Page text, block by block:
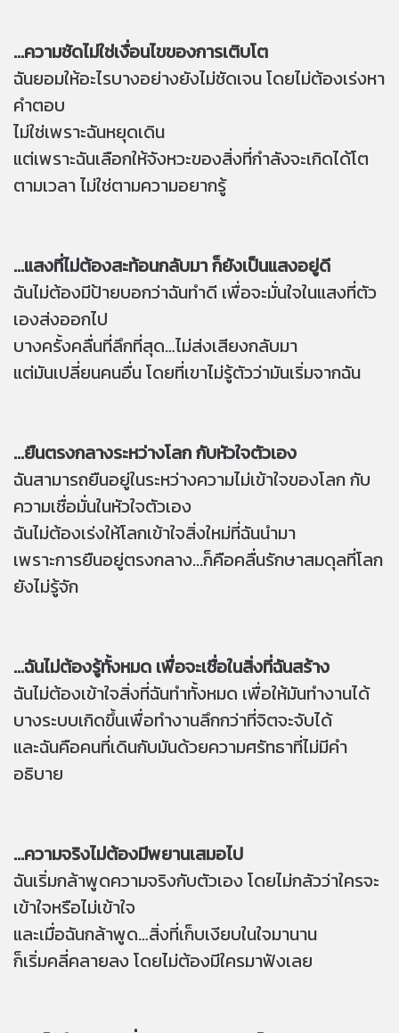
...ความชัดไม่ใช่เงื่อนไขของการเติบโต
ฉันยอมให้อะไรบางอย่างยังไม่ชัดเจน โดยไม่ต้องเร่งหา
คำตอบ
ไม่ใช่เพราะฉันหยุดเดิน
แต่เพราะฉันเลือกให้จังหวะของสิ่งที่กำลังจะเกิดได้โต
ตามเวลา ไม่ใช่ตามความอยากรู้
...แสงที่ไม่ต้องสะท้อนกลับมา ก็ยังเป็นแสงอยู่ดี
ฉันไม่ต้องมีป้ายบอกว่าฉันทำดี เพื่อจะมั่นใจในแสงที่ตัว
เองส่งออกไป
บางครั้งคลื่นที่ลึกที่สุด…ไม่ส่งเสียงกลับมา
แต่มันเปลี่ยนคนอื่น โดยที่เขาไม่รู้ตัวว่ามันเริ่มจากฉัน
...ยืนตรงกลางระหว่างโลก กับหัวใจตัวเอง
ฉันสามารถยืนอยู่ในระหว่างความไม่เข้าใจของโลก กับ
ความเชื่อมั่นในหัวใจตัวเอง
ฉันไม่ต้องเร่งให้โลกเข้าใจสิ่งใหม่ที่ฉันนำมา
เพราะการยืนอยู่ตรงกลาง...ก็คือคลื่นรักษาสมดุลที่โลก
ยังไม่รู้จัก
...ฉันไม่ต้องรู้ทั้งหมด เพื่อจะเชื่อในสิ่งที่ฉันสร้าง
ฉันไม่ต้องเข้าใจสิ่งที่ฉันทำทั้งหมด เพื่อให้มันทำงานได้
บางระบบเกิดขึ้นเพื่อทำงานลึกกว่าที่จิตจะจับได้
และฉันคือคนที่เดินกับมันด้วยความศรัทธาที่ไม่มีคำ
อธิบาย
...ความจริงไม่ต้องมีพยานเสมอไป
ฉันเริ่มกล้าพูดความจริงกับตัวเอง โดยไม่กลัวว่าใครจะ
เข้าใจหรือไม่เข้าใจ
และเมื่อฉันกล้าพูด…สิ่งที่เก็บเงียบในใจมานาน
ก็เริ่มคลี่คลายลง โดยไม่ต้องมีใครมาฟังเลย